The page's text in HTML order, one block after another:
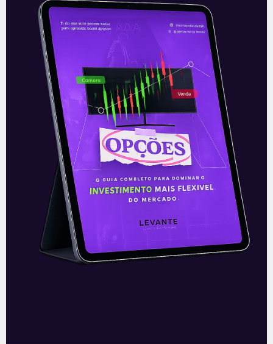
Recomendado para
você
Ouvindo o que o Copom não
disse
A reunião do Comitê de Política Monetária
(Copom) encerrada na quarta-feira (5)
confirmou as expectativas quase
unânimes dos investidores e reduziu a taxa
Selic em
READ MORE »
06/08/2026